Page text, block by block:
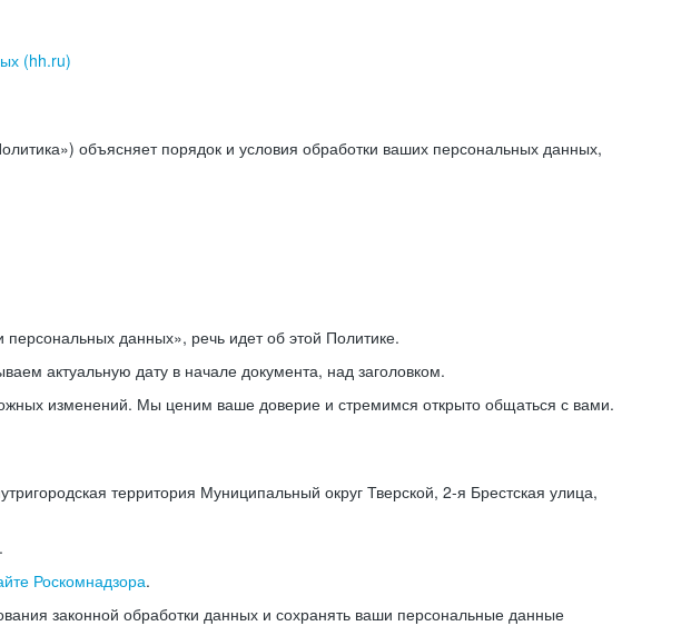
(hh.ru)
объясняет порядок и условия обработки ваших персональных данных,
данных», речь идет об этой Политике.
актуальную дату в начале документа, над заголовком.
изменений. Мы ценим ваше доверие и стремимся открыто общаться с вами.
территория Муниципальный округ Тверской, 2-я Брестская улица,
Роскомнадзора.
законной обработки данных и сохранять ваши персональные данные